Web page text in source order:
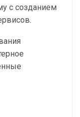
с созданием